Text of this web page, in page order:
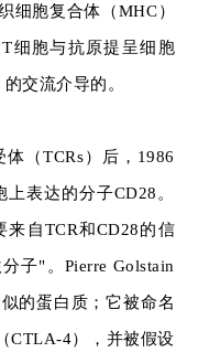
细胞复合体（MHC）
细胞与抗原提呈细胞
交流介导的。
（TCRs）后，1986
表达的分子CD28。
来自TCR和CD28的信
子"。Pierre Golstain
的蛋白质；它被命名
CTLA-4），并被假设